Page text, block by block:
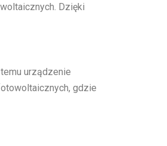
Dzięki
urządzenie
gdzie